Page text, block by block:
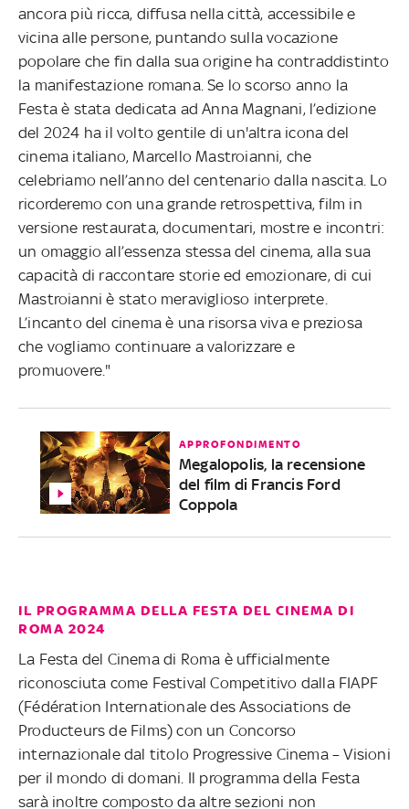
ancora più ricca, diffusa nella città, accessibile e
vicina alle persone, puntando sulla vocazione
popolare che fin dalla sua origine ha contraddistinto
la manifestazione romana. Se lo scorso anno la
Festa è stata dedicata ad Anna Magnani, l’edizione
del 2024 ha il volto gentile di un'altra icona del
cinema italiano, Marcello Mastroianni, che
celebriamo nell’anno del centenario dalla nascita. Lo
ricorderemo con una grande retrospettiva, film in
versione restaurata, documentari, mostre e incontri:
un omaggio all’essenza stessa del cinema, alla sua
capacità di raccontare storie ed emozionare, di cui
Mastroianni è stato meraviglioso interprete.
L’incanto del cinema è una risorsa viva e preziosa
che vogliamo continuare a valorizzare e
promuovere."
APPROFONDIMENTO
Megalopolis, la recensione
del film di Francis Ford
Coppola
IL PROGRAMMA DELLA FESTA DEL CINEMA DI
ROMA 2024
La Festa del Cinema di Roma è ufficialmente
riconosciuta come Festival Competitivo dalla FIAPF
(Fédération Internationale des Associations de
Producteurs de Films) con un Concorso
internazionale dal titolo Progressive Cinema – Visioni
per il mondo di domani. Il programma della Festa
sarà inoltre composto da altre sezioni non